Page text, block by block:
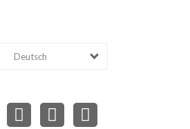
Deutsch